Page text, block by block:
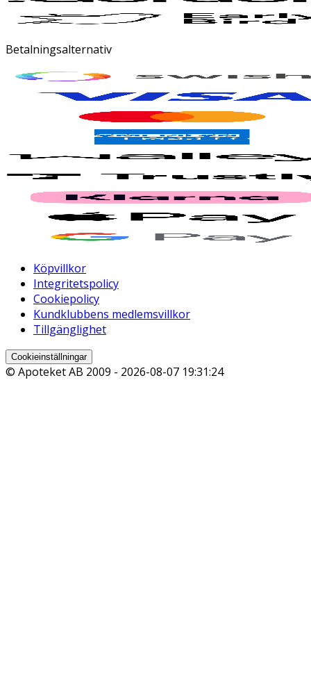
Betalningsalternativ
Köpvillkor
Integritetspolicy
Cookiepolicy
Kundklubbens medlemsvillkor
Tillgänglighet
Cookieinställningar
© Apoteket AB 2009 - 2026-08-07 19:31:24